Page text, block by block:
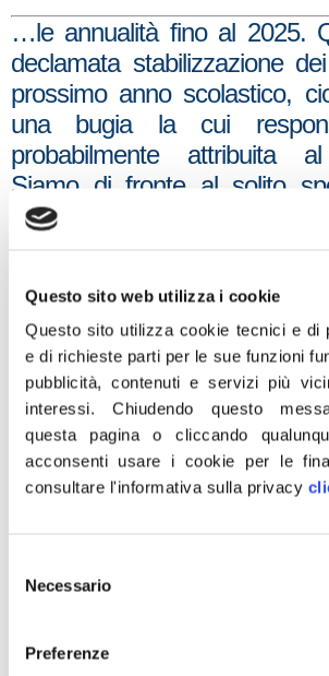
Questo sito web utilizza i cookie
Questo sito utilizza cookie tecnici e di
e di richieste parti per le sue funzioni
pubblicità, contenuti e servizi più
interessi.Chiudendo questo
questa pagina o cliccando
acconsenti usare i cookie per le
consultare l'informativa sulla privacy
delNecessario
Preferenze
…le annualità fino al 2025.
declamata stabilizzazione
prossimo anno scolastico,
una bugia la cui
probabilmente attribuita
Siamo di fronte al solito
dichiara il capogruppo di
“I mesi di consultazione web
vetrina – ha aggiunto-
pilastri della Buona scuola. Il
credibile nella prima
“bonus” che non incide nel
rende virtuoso. Oltretutto
dai dirigenti in base a criteri
decreto attuativo,
“Il bonus una tantum per i
Rampelli- assomigliano